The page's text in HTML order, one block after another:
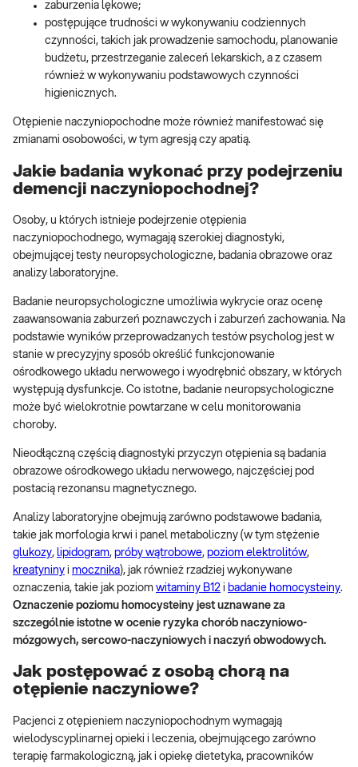
zaburzenia lękowe;
postępujące trudności w wykonywaniu codziennych
czynności, takich jak prowadzenie samochodu, planowanie
budżetu, przestrzeganie zaleceń lekarskich, a z czasem
również w wykonywaniu podstawowych czynności
higienicznych.
Otępienie naczyniopochodne może również manifestować się
zmianami osobowości, w tym agresją czy apatią.
Jakie badania wykonać przy podejrzeniu
demencji naczyniopochodnej?
Osoby, u których istnieje podejrzenie otępienia
naczyniopochodnego, wymagają szerokiej diagnostyki,
obejmującej testy neuropsychologiczne, badania obrazowe oraz
analizy laboratoryjne.
Badanie neuropsychologiczne umożliwia wykrycie oraz ocenę
zaawansowania zaburzeń poznawczych i zaburzeń zachowania. Na
podstawie wyników przeprowadzanych testów psycholog jest w
stanie w precyzyjny sposób określić funkcjonowanie
ośrodkowego układu nerwowego i wyodrębnić obszary, w których
występują dysfunkcje. Co istotne, badanie neuropsychologiczne
może być wielokrotnie powtarzane w celu monitorowania
choroby.
Nieodłączną częścią diagnostyki przyczyn otępienia są badania
obrazowe ośrodkowego układu nerwowego, najczęściej pod
postacią rezonansu magnetycznego.
Analizy laboratoryjne obejmują zarówno podstawowe badania,
takie jak morfologia krwi i panel metaboliczny (w tym stężenie
glukozy, lipidogram, próby wątrobowe, poziom elektrolitów,
kreatyniny i mocznika), jak również rzadziej wykonywane
oznaczenia, takie jak poziom witaminy B12 i badanie homocysteiny.
Oznaczenie poziomu homocysteiny jest uznawane za
szczególnie istotne w ocenie ryzyka chorób naczyniowo-
mózgowych, sercowo-naczyniowych i naczyń obwodowych.
Jak postępować z osobą chorą na
otępienie naczyniowe?
Pacjenci z otępieniem naczyniopochodnym wymagają
wielodyscyplinarnej opieki i leczenia, obejmującego zarówno
terapię farmakologiczną, jak i opiekę dietetyka, pracowników